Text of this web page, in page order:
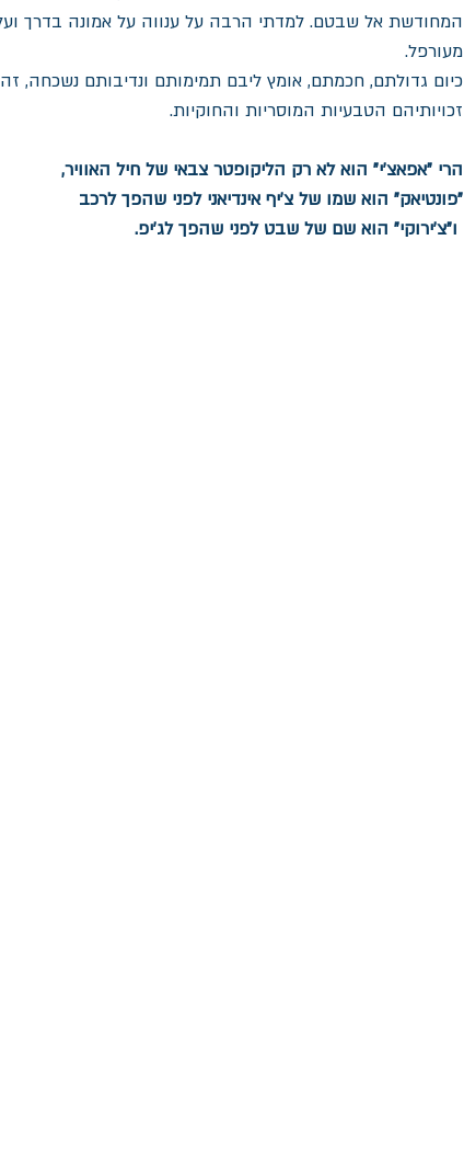
המחודשת אל שבטם. למדתי הרבה על ענווה על אמונה בדרך
מעורפל.
כיום גדולתם, חכמתם, אומץ ליבם תמימותם ונדיבותם נשכחה,
זכויותיהם הטבעיות המוסריות והחוקיות.
הרי "אפאצ'י" הוא לא רק הליקופטר צבאי של חיל האוויר,
"פונטיאק" הוא שמו של צ'יף אינדיאני לפני שהפך לרכב